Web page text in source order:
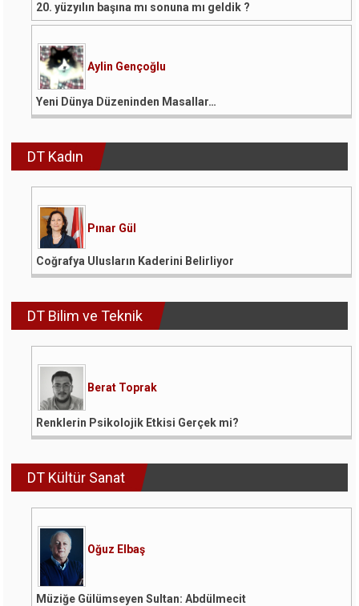
20. yüzyılın başına mı sonuna mı geldik ?
Aylin Gençoğlu
Yeni Dünya Düzeninden Masallar…
DT Kadın
Pınar Gül
Coğrafya Ulusların Kaderini Belirliyor
DT Bilim ve Teknik
Berat Toprak
Renklerin Psikolojik Etkisi Gerçek mi?
DT Kültür Sanat
Oğuz Elbaş
Müziğe Gülümseyen Sultan: Abdülmecit